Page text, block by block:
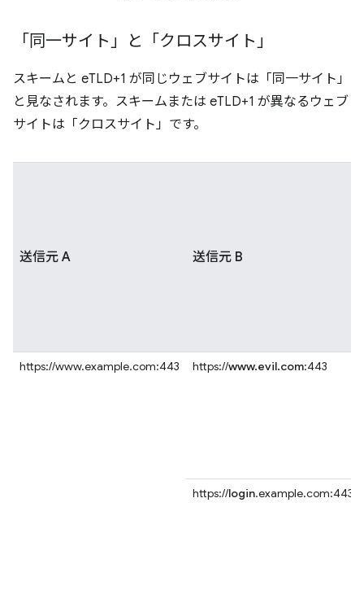
「同一サイト」と「クロスサイト」
スキームと eTLD+1 が同じウェブサイトは「同一サイト」
と見なされます。スキームまたは eTLD+1 が異なるウェブ
サイトは「クロスサイト」です。
送信元 A 送信元 B
https://www.example.com:443 https://www.evil.com:443
https://login.example.com:443